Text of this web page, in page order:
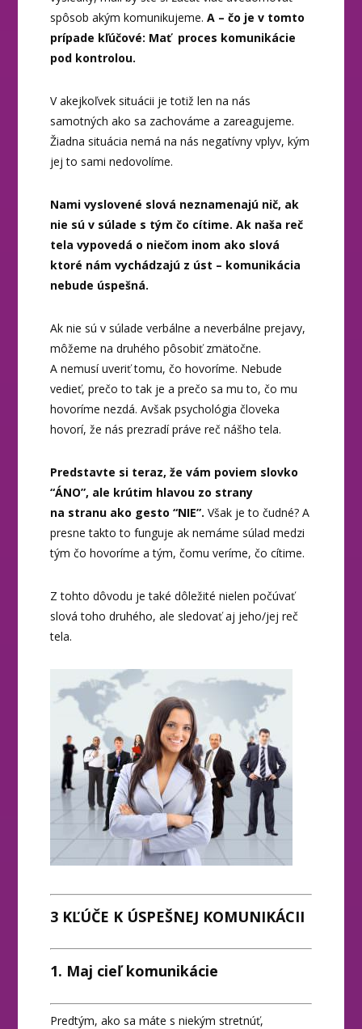
spôsob akým komunikujeme.A – čo je v tomto
prípade kľúčové: Mať proces komunikácie
pod kontrolou.
V akejkoľvek situácii je totiž len na nás
samotných ako sa zachováme a zareagujeme.
Žiadna situácia nemá na nás negatívny vplyv, kým
jej to sami nedovolíme.
Nami vyslovené slová neznamenajú nič, ak
nie sú v súlade s tým čo cítime. Ak naša reč
tela vypovedá o niečom inom ako slová
ktoré nám vychádzajú z úst – komunikácia
nebude úspešná.
Ak nie sú v súlade verbálne a neverbálne prejavy,
môžeme na druhého pôsobiť zmätočne.
A nemusí uveriť tomu, čo hovoríme. Nebude
vedieť, prečo to tak je a prečo sa mu to, čo mu
hovoríme nezdá. Avšak psychológia človeka
hovorí, že nás prezradí práve reč nášho tela.
Predstavte si teraz, že vám poviem slovko
“ÁNO”, ale krútim hlavou zo strany
na stranu ako gesto “NIE”.Však je to čudné? A
presne takto to funguje ak nemáme súlad medzi
tým čo hovoríme a tým, čomu veríme, čo cítime.
Z tohto dôvodu je také dôležité nielen počúvať
slová toho druhého, ale sledovať aj jeho/jej reč
tela.
3 KĽÚČE K ÚSPEŠNEJ KOMUNIKÁCII
1. Maj cieľ komunikácie
Predtým, ako sa máte s niekým stretnúť,